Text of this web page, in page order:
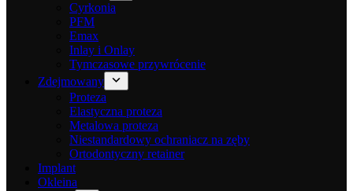
Cyrkonia
PFM
Emax
Inlay i Onlay
Tymczasowe przywrócenie
Zdejmowany
Proteza
Elastyczna proteza
Metalowa proteza
Niestandardowy ochraniacz na zęby
Ortodontyczny retainer
Implant
Okleina